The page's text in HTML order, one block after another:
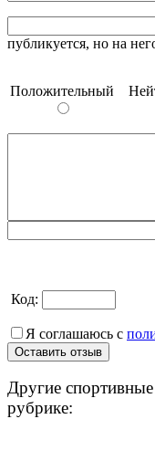
публикуется, но на
Положительный
Код:
Я соглашаюсь с
Другие
рубрике: